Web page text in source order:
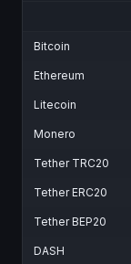
Bitcoin
Ethereum
Litecoin
Monero
Tether TRC20
Tether ERC20
Tether BEP20
DASH